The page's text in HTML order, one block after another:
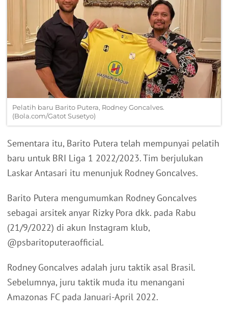
Pelatih baru Barito Putera, Rodney Goncalves.
(Bola.com/Gatot Susetyo)
Sementara itu, Barito Putera telah mempunyai pelatih
baru untuk BRI Liga 1 2022/2023. Tim berjulukan
Laskar Antasari itu menunjuk Rodney Goncalves.
Barito Putera mengumumkan Rodney Goncalves
sebagai arsitek anyar Rizky Pora dkk. pada Rabu
(21/9/2022) di akun Instagram klub,
@psbaritoputeraofficial.
Rodney Goncalves adalah juru taktik asal Brasil.
Sebelumnya, juru taktik muda itu menangani
Amazonas FC pada Januari-April 2022.